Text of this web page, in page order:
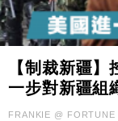
10:57
財經｜美
25%
18:15
本地｜新
定高消費
17:40
財經｜本
最強
【制裁新疆
一步對新疆組
FRANKIE @